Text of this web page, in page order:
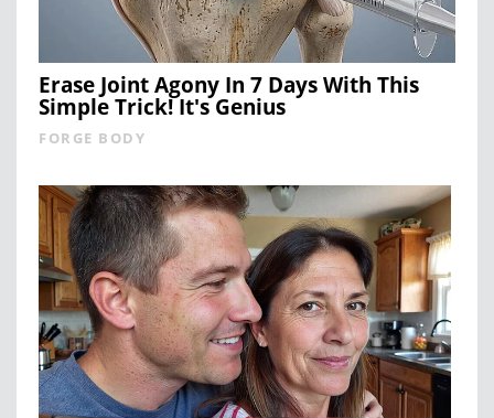
Erase Joint Agony In 7 Days With This
Simple Trick! It's Genius
FORGE BODY